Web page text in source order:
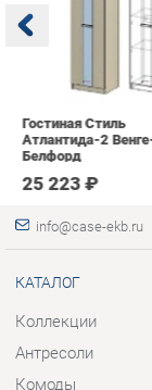
25 223 ₽
info@case-ekb.ru
Коллекции
Антресоли
Стеллажи
Шкафы
Комплектующие